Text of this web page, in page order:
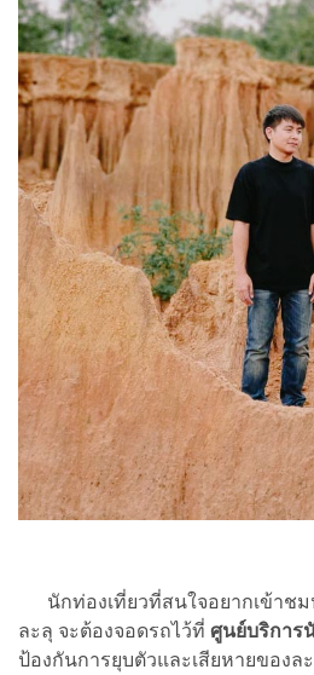
นักท่องเที่ยวที่สนใจอยากเข้าช
ละลุ จะต้องจอดรถไว้ที่ ศูนย์บริการ
ป้องกันการยุบตัวและเสียหายของล